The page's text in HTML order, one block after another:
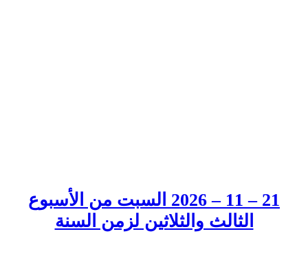
21 – 11 – 2026 السبت من الأسبوع
الثالث والثلاثين لزمن السنة